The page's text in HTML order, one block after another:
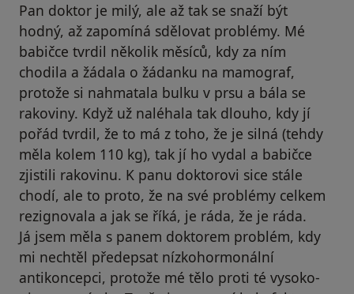
Pan doktor je milý, ale až tak se snaží být
hodný, až zapomíná sdělovat problémy. Mé
babičce tvrdil několik měsíců, kdy za ním
chodila a žádala o žádanku na mamograf,
protože si nahmatala bulku v prsu a bála se
rakoviny. Když už naléhala tak dlouho, kdy jí
pořád tvrdil, že to má z toho, že je silná (tehdy
měla kolem 110 kg), tak jí ho vydal a babičce
zjistili rakovinu. K panu doktorovi sice stále
chodí, ale to proto, že na své problémy celkem
rezignovala a jak se říká, je ráda, že je ráda.
Já jsem měla s panem doktorem problém, kdy
mi nechtěl předepsat nízkohormonální
antikoncepci, protože mé tělo proti té vysoko-